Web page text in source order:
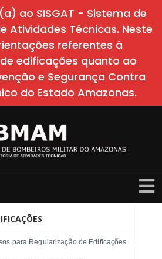
ao SISGAT - Sistema de
Atividades Técnicas. Neste
referentes à
edificações quanto ao
e Segurança Contra
do Estado Amazonas.
para Regularização de Edificações